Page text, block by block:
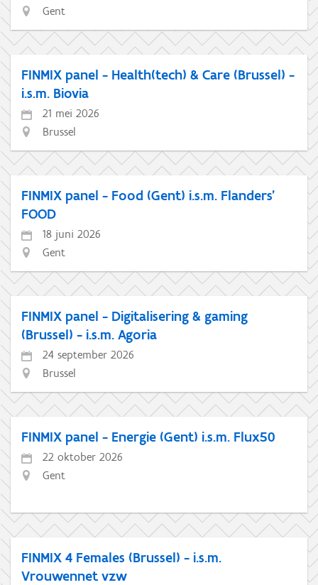
Gent
FINMIX panel - Health(tech) & Care (Brussel) -
i.s.m. Biovia
21 mei 2026
Brussel
FINMIX panel - Food (Gent) i.s.m. Flanders'
FOOD
18 juni 2026
Gent
FINMIX panel - Digitalisering & gaming
(Brussel) - i.s.m. Agoria
24 september 2026
Brussel
FINMIX panel - Energie (Gent) i.s.m. Flux50
22 oktober 2026
Gent
FINMIX 4 Females (Brussel) - i.s.m.
Vrouwennet vzw